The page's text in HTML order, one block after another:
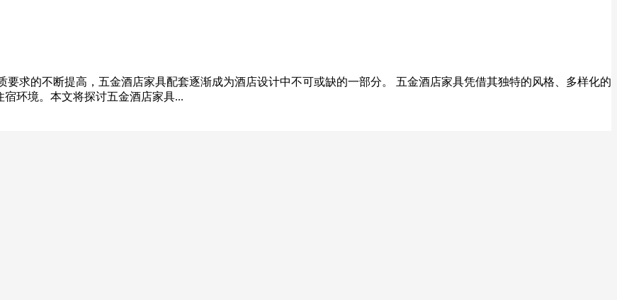
求的不断提高，五金酒店家具配套逐渐成为酒店设计中不可或缺的一部分。 五金酒店家具凭借其独特的风格、多样化的
环境。本文将探讨五金酒店家具...